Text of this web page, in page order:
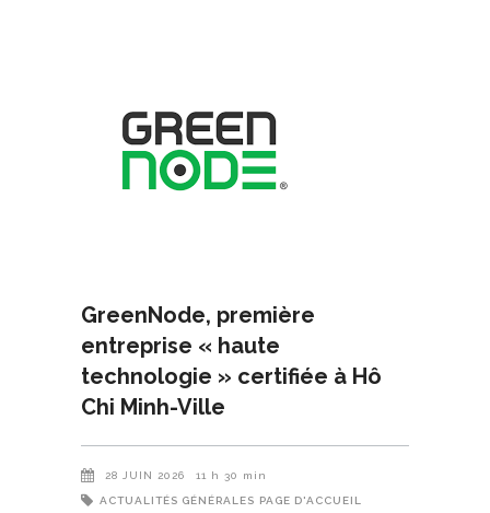
GreenNode, première
entreprise « haute
technologie » certifiée à Hô
Chi Minh-Ville
28 JUIN 2026 11 h 30 min
ACTUALITÉS GÉNÉRALES PAGE D'ACCUEIL